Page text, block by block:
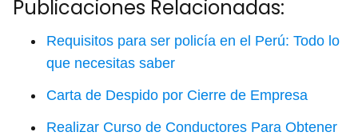
Publicaciones Relacionadas:
Requisitos para ser policía en el Perú: Todo lo
que necesitas saber
Carta de Despido por Cierre de Empresa
Realizar Curso de Conductores Para Obtener